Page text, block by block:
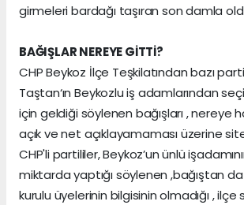
girmeleri bardağı taşıran son damla
BAĞIŞLAR NEREYE GİTTİ?
CHP Beykoz İlçe Teşkilatından bazı
Taştan‘ın Beykozlu iş adamlarından
için geldiği söylenen bağışları , nereye
açık ve net açıklayamaması üzerine
CHP'li partililer, Beykoz’un ünlü
miktarda yaptığı söylenen ,bağıştan
kurulu üyelerinin bilgisinin olmadığı ,